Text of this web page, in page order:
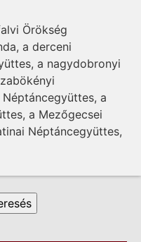
Örökség
a derceni
a nagydobronyi
a
a Mezőgecsei
Néptáncegyüttes,